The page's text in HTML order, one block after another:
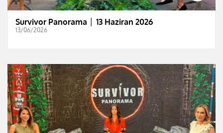
Survivor Panorama │ 13 Haziran 2026
13/06/2026